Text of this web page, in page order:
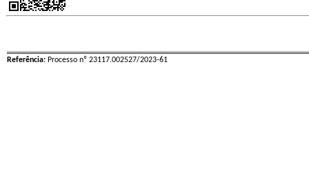
Referência: Processo nº 23117.002527/2023-61